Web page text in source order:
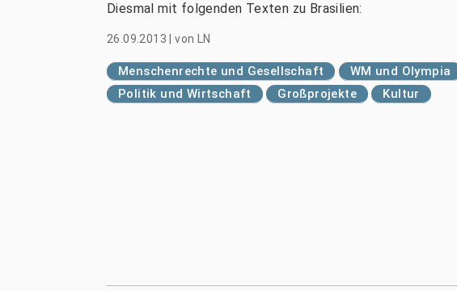
Diesmal mit folgenden Texten zu Brasilien:
26.09.2013 |von LN
Menschenrechte und Gesellschaft WM und Olympia
Politik und Wirtschaft
Großprojekte Kultur